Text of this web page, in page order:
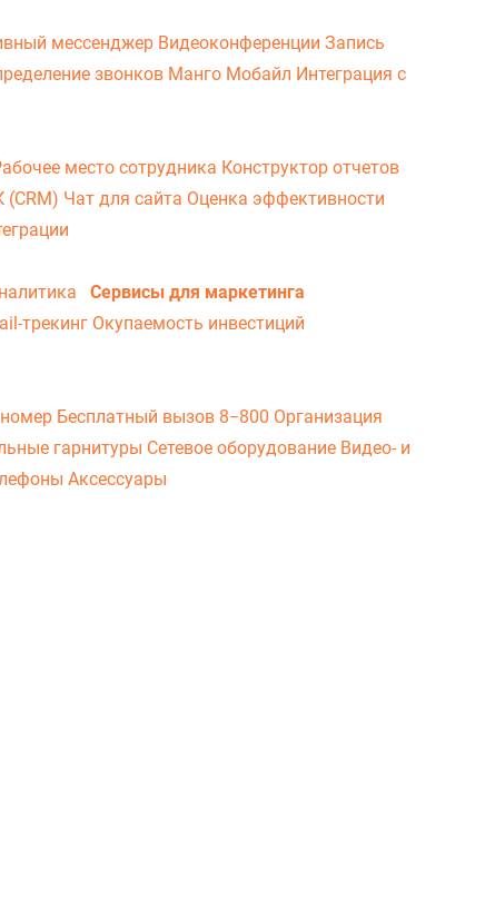
мессенджер Видеоконференции Запись
звонков Манго Мобайл Интеграция с
место сотрудника Конструктор отчетов
(CRM) Чат для сайта Оценка эффективности
Сервисы для маркетинга
трекинг Окупаемость инвестиций
Бесплатный вызов 8−800 Организация
гарнитуры Сетевое оборудование Видео- и
Аксессуары